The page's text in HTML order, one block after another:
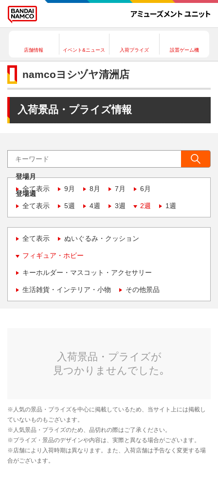
店舗情報 イベント&ニュース 入荷プライズ 設置ゲーム機
namcoヨシヅヤ清洲店
入荷景品・プライズ情報
登場月
全て表示
9月 8月 7月 6月
登場週
全て表示
5週 4週 3週 2週 1週
全て表示 ぬいぐるみ・クッション
フィギュア・ホビー
キーホルダー・マスコット・アクセサリー
生活雑貨・インテリア・小物 その他景品